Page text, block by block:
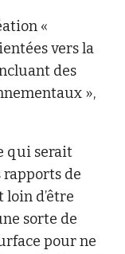
«
vers la
des
»,
qui serait
de
loin d’être
sorte de
pour ne